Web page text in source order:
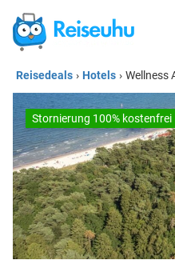
Reisedeals › Hotels › Wellness
Stornierung 100% kostenfrei